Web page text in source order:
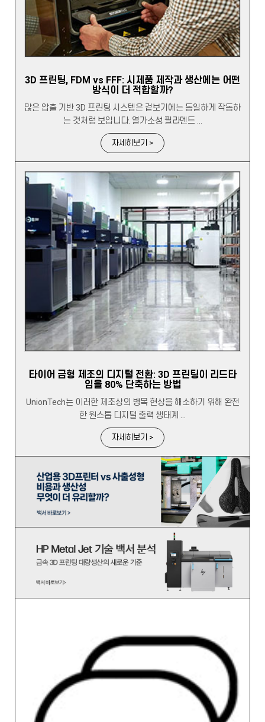
3D 프린팅, FDM vs FFF: 시제품 제작과 생산에는 어떤
방식이 더 적합할까?
많은 압출 기반 3D 프린팅 시스템은 겉보기에는 동일하게 작동하
는 것처럼 보입니다. 열가소성 필라멘트 ...
자세히보기 >
타이어 금형 제조의 디지털 전환: 3D 프린팅이 리드타
임을 80% 단축하는 방법
UnionTech는 이러한 제조상의 병목 현상을 해소하기 위해 완전
한 원스톱 디지털 출력 생태계 ...
자세히보기 >